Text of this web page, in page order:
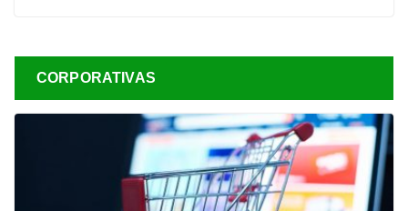
CORPORATIVAS